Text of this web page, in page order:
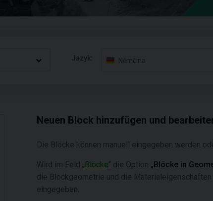
Jazyk: Němčina
Neuen Block hinzufügen und
Die Blöcke können manuell eingegeben werden
Wird im Feld „Blöcke“ die Option „Blöcke in
die Blockgeometrie und die
eingegeben.